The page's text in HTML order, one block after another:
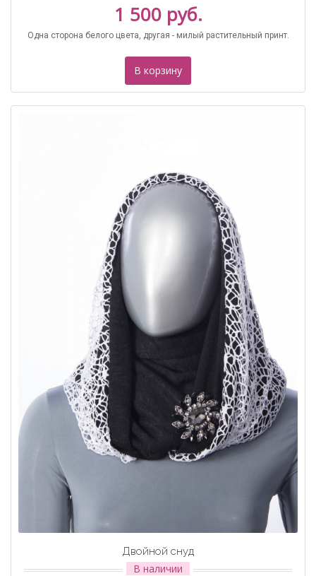
1 500 руб.
Одна сторона белого цвета, другая - милый растительный принт.
В корзину
Двойной снуд
В наличии